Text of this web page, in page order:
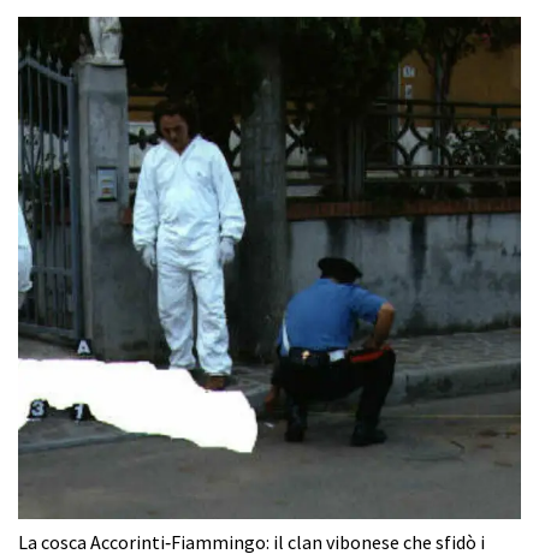
La cosca Accorinti‑Fiammingo: il clan vibonese che sfidò i